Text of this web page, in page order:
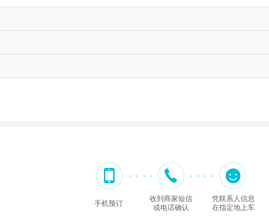
手机预订
收到商家短信
或电话确认
凭联系人信息
在指定地上车